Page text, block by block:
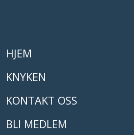
HJEM
KNYKEN
KONTAKT OSS
BLI MEDLEM